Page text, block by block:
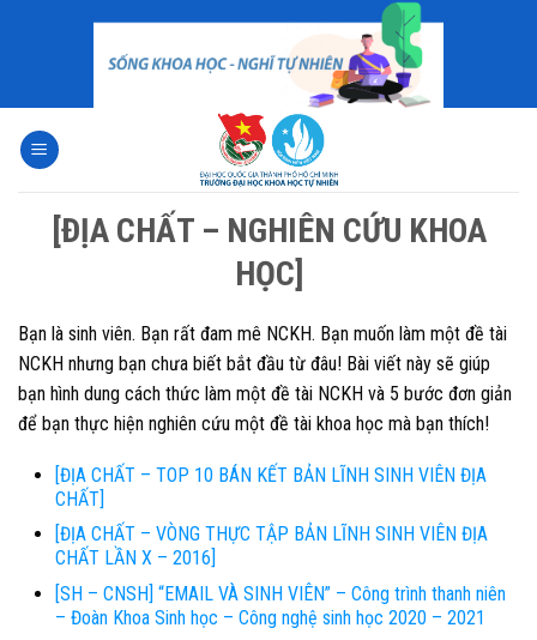
[ĐỊA CHẤT – NGHIÊN CỨU KHOA
HỌC]
Bạn là sinh viên. Bạn rất đam mê NCKH. Bạn muốn làm một đề tài
NCKH nhưng bạn chưa biết bắt đầu từ đâu! Bài viết này sẽ giúp
bạn hình dung cách thức làm một đề tài NCKH và 5 bước đơn giản
để bạn thực hiện nghiên cứu một đề tài khoa học mà bạn thích!
[ĐỊA CHẤT – TOP 10 BÁN KẾT BẢN LĨNH SINH VIÊN ĐỊA
CHẤT]
[ĐỊA CHẤT – VÒNG THỰC TẬP BẢN LĨNH SINH VIÊN ĐỊA
CHẤT LẦN X – 2016]
[SH – CNSH] “EMAIL VÀ SINH VIÊN” – Công trình thanh niên
– Đoàn Khoa Sinh học – Công nghệ sinh học 2020 – 2021